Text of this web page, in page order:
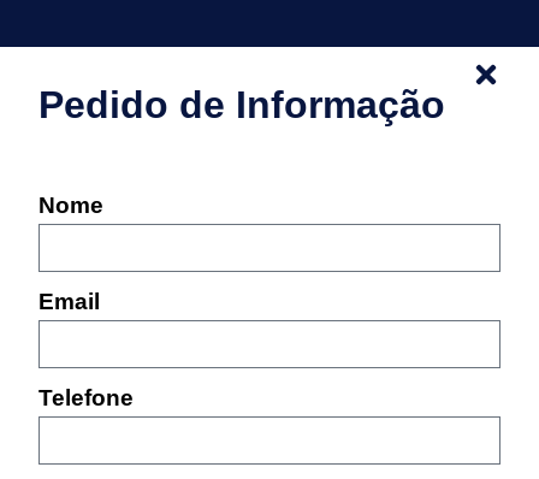
Pedido de Informação
Nome
Email
Telefone